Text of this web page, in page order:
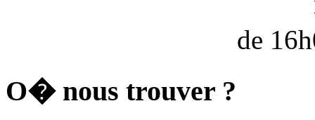
de
O� nous trouver ?